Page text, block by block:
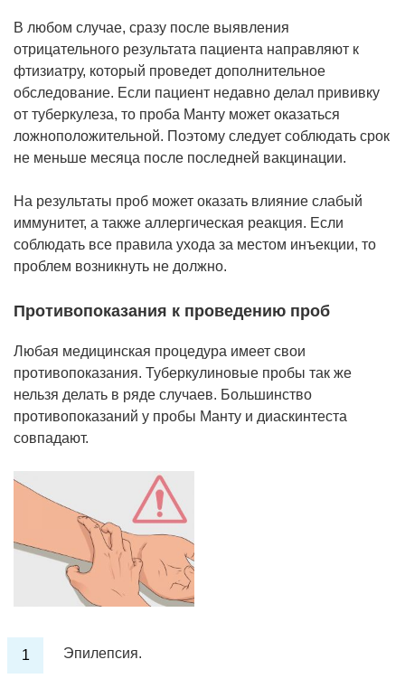
В любом случае, сразу после выявления
отрицательного результата пациента направляют к
фтизиатру, который проведет дополнительное
обследование. Если пациент недавно делал прививку
от туберкулеза, то проба Манту может оказаться
ложноположительной. Поэтому следует соблюдать срок
не меньше месяца после последней вакцинации.
На результаты проб может оказать влияние слабый
иммунитет, а также аллергическая реакция. Если
соблюдать все правила ухода за местом инъекции, то
проблем возникнуть не должно.
Противопоказания к проведению проб
Любая медицинская процедура имеет свои
противопоказания. Туберкулиновые пробы так же
нельзя делать в ряде случаев. Большинство
противопоказаний у пробы Манту и диаскинтеста
совпадают.
Эпилепсия.